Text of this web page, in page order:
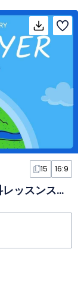
15 16:9
小学生向け かわいいオゾン層の理科レッスンスライド